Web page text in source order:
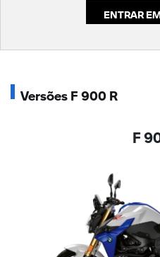
ENTRAR
Versões F 900 R
F